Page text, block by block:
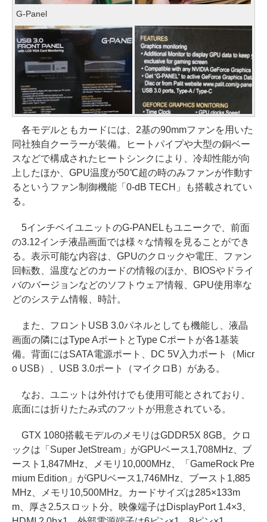
G-Panel
各モデルともカードには、2基の90mmファンを用いた
同社独自クーラーが装備。ヒートパイプや大型の銅ベー
スなどで構成されたヒートシンクにより、冷却性能が向
上したほか、GPU温度が50℃超の時のみファンが作動す
るというファン制御機能「0-dB TECH」も搭載されてい
る。
5インチベイユニットのG-PANELもユニークで、前面
の3.12インチ液晶画面では様々な情報を見ることができ
る。表示可能な内容は、GPUのクロックや電圧、ファン
回転数、温度などのカードの情報のほか、BIOSやドライ
バのバージョンなどのソフトウェア情報、GPU使用率な
どのシステム情報、時計。
また、フロントUSB 3.0パネルとしても機能し、液晶
画面の隣にはType AポートとType Cポートが各1基装
備。背面にはSATA電源ポート、DC 5V入力ポート（Micr
o USB）、USB 3.0ポート（マイクロB）がある。
なお、ユニットは外付けでも使用可能とされており、
底面には折りたたみ式のフットが用意されている。
GTX 1080搭載モデルのメモリはGDDR5X 8GB。クロ
ックは「Super JetStream」がGPUベース1,708MHz、ブ
ースト1,847MHz、メモリ10,000MHz、「GameRock Pre
mium Edition」がGPUベース1,746MHz、ブースト1,885
MHz、メモリ10,500MHz。カードサイズは285×133m
m、厚さ2.5スロット分。映像端子はDisplayPort 1.4×3、